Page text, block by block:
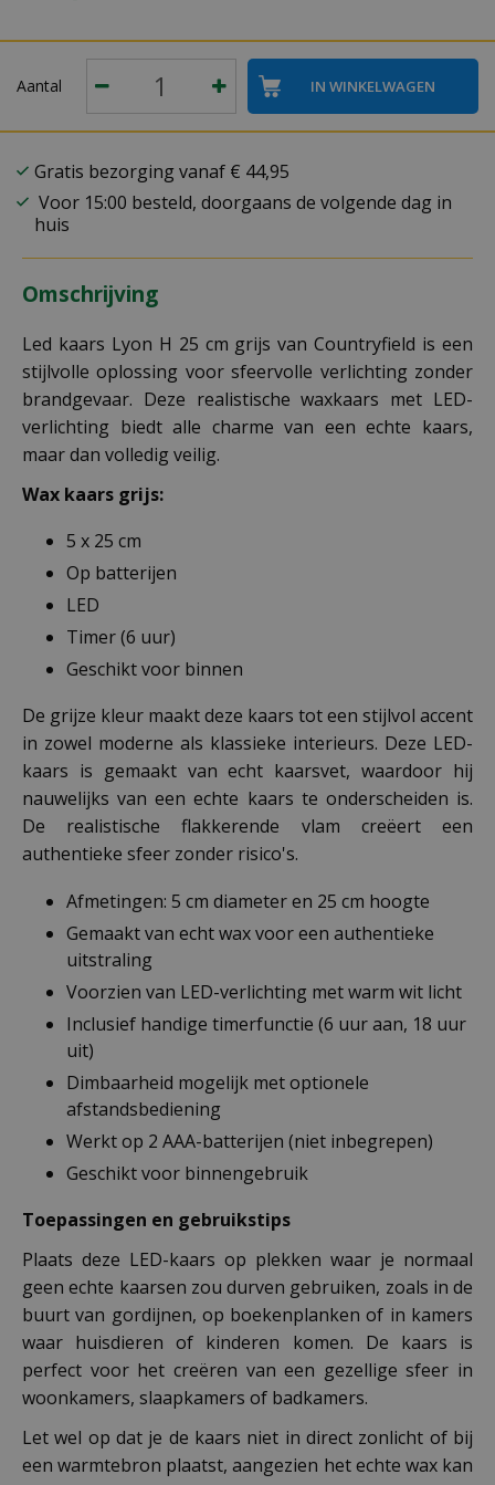
Aantal
Gratis bezorging vanaf € 44,95
Voor 15:00 besteld, doorgaans de volgende dag in
huis
Omschrijving
Led kaars Lyon H 25 cm grijs van Countryfield is een
stijlvolle oplossing voor sfeervolle verlichting zonder
brandgevaar. Deze realistische waxkaars met LED-
verlichting biedt alle charme van een echte kaars,
maar dan volledig veilig.
Wax kaars grijs:
5 x 25 cm
Op batterijen
LED
Timer (6 uur)
Geschikt voor binnen
De grijze kleur maakt deze kaars tot een stijlvol accent
in zowel moderne als klassieke interieurs. Deze LED-
kaars is gemaakt van echt kaarsvet, waardoor hij
nauwelijks van een echte kaars te onderscheiden is.
De realistische flakkerende vlam creëert een
authentieke sfeer zonder risico's.
Afmetingen: 5 cm diameter en 25 cm hoogte
Gemaakt van echt wax voor een authentieke
uitstraling
Voorzien van LED-verlichting met warm wit licht
Inclusief handige timerfunctie (6 uur aan, 18 uur
uit)
Dimbaarheid mogelijk met optionele
afstandsbediening
Werkt op 2 AAA-batterijen (niet inbegrepen)
Geschikt voor binnengebruik
Toepassingen en gebruikstips
Plaats deze LED-kaars op plekken waar je normaal
geen echte kaarsen zou durven gebruiken, zoals in de
buurt van gordijnen, op boekenplanken of in kamers
waar huisdieren of kinderen komen. De kaars is
perfect voor het creëren van een gezellige sfeer in
woonkamers, slaapkamers of badkamers.
Let wel op dat je de kaars niet in direct zonlicht of bij
een warmtebron plaatst, aangezien het echte wax kan